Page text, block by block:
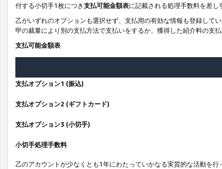
付する小切手1枚につき支払可能金額表に記載される処理手数料を差し
乙がいずれのオプションも選択せず、支払用の有効な情報も登録して
甲の裁量により別の支払方法で支払いをするか、獲得した紹介料の支
支払可能金額表
支払オプション1 (振込)
支払オプション2 (ギフトカード)
支払オプション3 (小切手)
小切手処理手数料
乙のアカウントが少なくとも1年にわたっていかなる実質的な活動を